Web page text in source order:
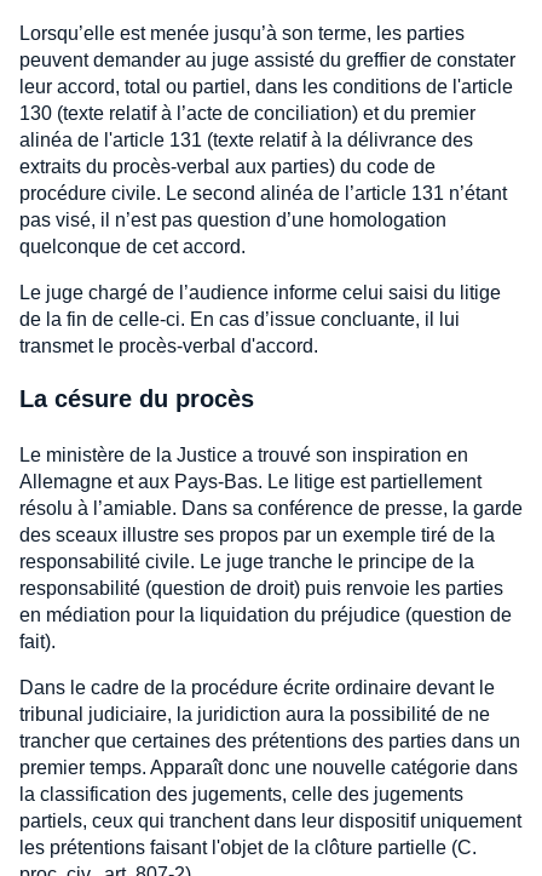
Lorsqu’elle est menée jusqu’à son terme, les parties
peuvent demander au juge assisté du greffier de constater
leur accord, total ou partiel, dans les conditions de l'article
130 (texte relatif à l’acte de conciliation) et du premier
alinéa de l'article 131 (texte relatif à la délivrance des
extraits du procès-verbal aux parties) du code de
procédure civile. Le second alinéa de l’article 131 n’étant
pas visé, il n’est pas question d’une homologation
quelconque de cet accord.
Le juge chargé de l’audience informe celui saisi du litige
de la fin de celle-ci. En cas d’issue concluante, il lui
transmet le procès-verbal d'accord.
La césure du procès
Le ministère de la Justice a trouvé son inspiration en
Allemagne et aux Pays-Bas. Le litige est partiellement
résolu à l’amiable. Dans sa conférence de presse, la garde
des sceaux illustre ses propos par un exemple tiré de la
responsabilité civile. Le juge tranche le principe de la
responsabilité (question de droit) puis renvoie les parties
en médiation pour la liquidation du préjudice (question de
fait).
Dans le cadre de la procédure écrite ordinaire devant le
tribunal judiciaire, la juridiction aura la possibilité de ne
trancher que certaines des prétentions des parties dans un
premier temps. Apparaît donc une nouvelle catégorie dans
la classification des jugements, celle des jugements
partiels, ceux qui tranchent dans leur dispositif uniquement
les prétentions faisant l'objet de la clôture partielle (C.